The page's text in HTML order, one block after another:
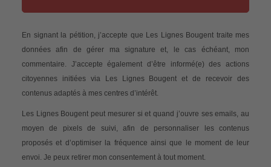
En signant la pétition, j’accepte que Les Lignes Bougent traite mes
données afin de gérer ma signature et, le cas échéant, mon
commentaire. J’accepte également d’être informé(e) des actions
citoyennes initiées via Les Lignes Bougent et de recevoir des
contenus adaptés à mes centres d’intérêt.
Les Lignes Bougent peut mesurer si et quand j’ouvre ses emails, au
moyen de pixels de suivi, afin de personnaliser les contenus
proposés et d’optimiser la fréquence ainsi que le moment de leur
envoi. Je peux retirer mon consentement à tout moment.